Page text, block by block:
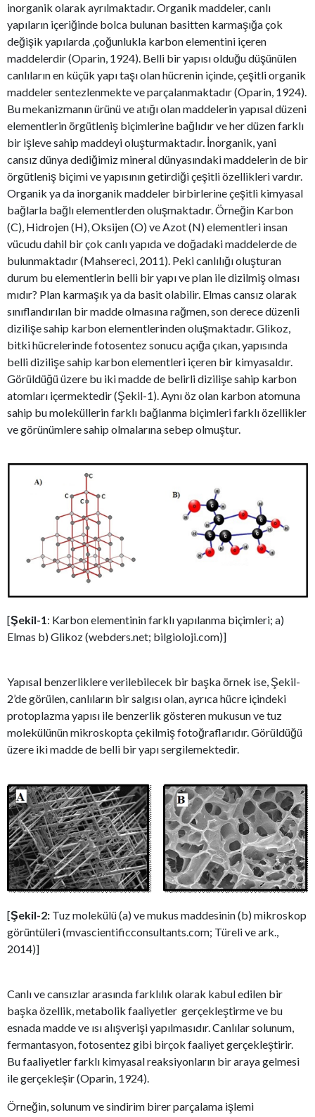
inorganik olarak ayrılmaktadır. Organik maddeler, canlı
yapıların içeriğinde bolca bulunan basitten karmaşığa çok
değişik yapılarda ,çoğunlukla karbon elementini içeren
maddelerdir (Oparin, 1924). Belli bir yapısı olduğu düşünülen
canlıların en küçük yapı taşı olan hücrenin içinde, çeşitli organik
maddeler sentezlenmekte ve parçalanmaktadır (Oparin, 1924).
Bu mekanizmanın ürünü ve atığı olan maddelerin yapısal düzeni
elementlerin örgütleniş biçimlerine bağlıdır ve her düzen farklı
bir işleve sahip maddeyi oluşturmaktadır. İnorganik, yani
cansız dünya dediğimiz mineral dünyasındaki maddelerin de bir
örgütleniş biçimi ve yapısının getirdiği çeşitli özellikleri vardır.
Organik ya da inorganik maddeler birbirlerine çeşitli kimyasal
bağlarla bağlı elementlerden oluşmaktadır. Örneğin Karbon
(C), Hidrojen (H), Oksijen (O) ve Azot (N) elementleri insan
vücudu dahil bir çok canlı yapıda ve doğadaki maddelerde de
bulunmaktadır (Mahsereci, 2011). Peki canlılığı oluşturan
durum bu elementlerin belli bir yapı ve plan ile dizilmiş olması
mıdır? Plan karmaşık ya da basit olabilir. Elmas cansız olarak
sınıflandırılan bir madde olmasına rağmen, son derece düzenli
dizilişe sahip karbon elementlerinden oluşmaktadır. Glikoz,
bitki hücrelerinde fotosentez sonucu açığa çıkan, yapısında
belli dizilişe sahip karbon elementleri içeren bir kimyasaldır.
Görüldüğü üzere bu iki madde de belirli dizilişe sahip karbon
atomları içermektedir (Şekil-1). Aynı öz olan karbon atomuna
sahip bu moleküllerin farklı bağlanma biçimleri farklı özellikler
ve görünümlere sahip olmalarına sebep olmuştur.
[Şekil-1 : Karbon elementinin farklı yapılanma biçimleri; a)
Elmas b) Glikoz (webders.net; bilgioloji.com)]
Yapısal benzerliklere verilebilecek bir başka örnek ise, Şekil-
2’de görülen, canlıların bir salgısı olan, ayrıca hücre içindeki
protoplazma yapısı ile benzerlik gösteren mukusun ve tuz
molekülünün mikroskopta çekilmiş fotoğraflarıdır. Görüldüğü
üzere iki madde de belli bir yapı sergilemektedir.
[Şekil-2: Tuz molekülü (a) ve mukus maddesinin (b) mikroskop
görüntüleri (mvascientificconsultants.com; Türeli ve ark.,
2014)]
Canlı ve cansızlar arasında farklılık olarak kabul edilen bir
başka özellik, metabolik faaliyetler gerçekleştirme ve bu
esnada madde ve ısı alışverişi yapılmasıdır. Canlılar solunum,
fermantasyon, fotosentez gibi birçok faaliyet gerçekleştirir.
Bu faaliyetler farklı kimyasal reaksiyonların bir araya gelmesi
ile gerçekleşir (Oparin, 1924).
Örneğin, solunum ve sindirim birer parçalama işlemi